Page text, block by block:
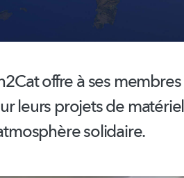
offre à ses
leurs projets de
solidaire.